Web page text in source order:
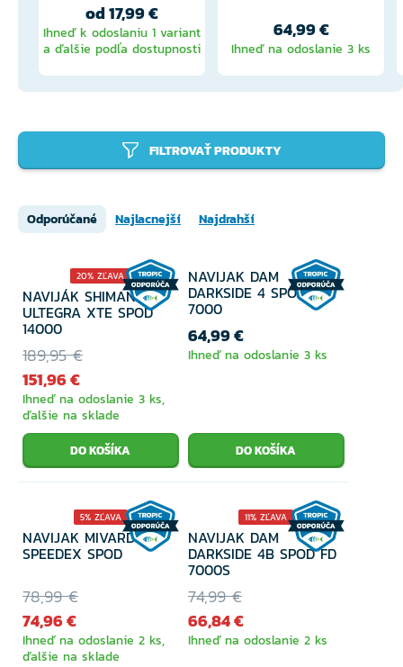
od 17,99 €
Ihneď k odoslaniu 1 variant
a ďalšie podľa dostupnosti
64,99 €
Ihneď na odoslanie 3 ks
FILTROVAŤ PRODUKTY
Odporúčané Najlacnejší Najdrahší
20% ZĽAVA
NAVIJÁK SHIMANO
ULTEGRA XTE SPOD
14000
189,95 €
151,96 €
Ihneď na odoslanie 3 ks,
ďalšie na sklade
NAVIJAK DAM
DARKSIDE 4 SPOD FD
7000
64,99 €
Ihneď na odoslanie 3 ks
5% ZĽAVA
NAVIJAK MIVARDI
SPEEDEX SPOD
78,99 €
74,96 €
Ihneď na odoslanie 2 ks,
ďalšie na sklade
11% ZĽAVA
NAVIJAK DAM
DARKSIDE 4B SPOD FD
7000S
74,99 €
66,84 €
Ihneď na odoslanie 2 ks